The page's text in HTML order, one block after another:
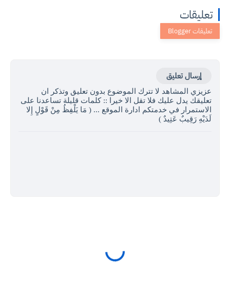
تعليقات
إرسال تعليق
عزيزي المشاهد لا تترك الموضوع بدون تعليق وتذكر ان
تعليقك يدل عليك فلا تقل الا خيرا :: كلمات قليلة تساعدنا على
الاستمرار في خدمتكم ادارة الموقع ... ( مَا يَلْفِظُ مِنْ قَوْلٍ إِلا
لَدَيْهِ رَقِيبٌ عَتِيدٌ )